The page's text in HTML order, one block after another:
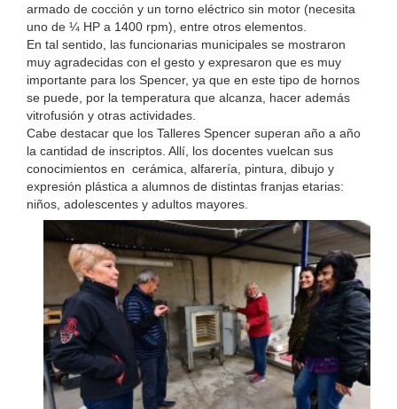
armado de cocción y un torno eléctrico sin motor (necesita
uno de ¼ HP a 1400 rpm), entre otros elementos.
En tal sentido, las funcionarias municipales se mostraron
muy agradecidas con el gesto y expresaron que es muy
importante para los Spencer, ya que en este tipo de hornos
se puede, por la temperatura que alcanza, hacer además
vitrofusión y otras actividades.
Cabe destacar que los Talleres Spencer superan año a año
la cantidad de inscriptos. Allí, los docentes vuelcan sus
conocimientos en cerámica, alfarería, pintura, dibujo y
expresión plástica a alumnos de distintas franjas etarias:
niños, adolescentes y adultos mayores.